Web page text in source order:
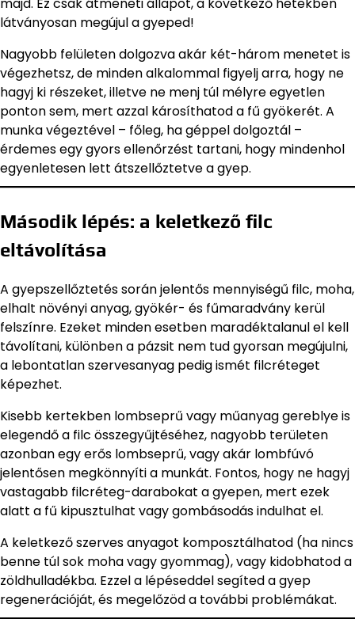
majd. Ez csak átmeneti állapot, a következő hetekben
látványosan megújul a gyeped!
Nagyobb felületen dolgozva akár két-három menetet is
végezhetsz, de minden alkalommal figyelj arra, hogy ne
hagyj ki részeket, illetve ne menj túl mélyre egyetlen
ponton sem, mert azzal károsíthatod a fű gyökerét. A
munka végeztével – főleg, ha géppel dolgoztál –
érdemes egy gyors ellenőrzést tartani, hogy mindenhol
egyenletesen lett átszellőztetve a gyep.
Második lépés: a keletkező filc
eltávolítása
A gyepszellőztetés során jelentős mennyiségű filc, moha,
elhalt növényi anyag, gyökér- és fűmaradvány kerül
felszínre. Ezeket minden esetben maradéktalanul el kell
távolítani, különben a pázsit nem tud gyorsan megújulni,
a lebontatlan szervesanyag pedig ismét filcréteget
képezhet.
Kisebb kertekben lombseprű vagy műanyag gereblye is
elegendő a filc összegyűjtéséhez, nagyobb területen
azonban egy erős lombseprű, vagy akár lombfúvó
jelentősen megkönnyíti a munkát. Fontos, hogy ne hagyj
vastagabb filcréteg-darabokat a gyepen, mert ezek
alatt a fű kipusztulhat vagy gombásodás indulhat el.
A keletkező szerves anyagot komposztálhatod (ha nincs
benne túl sok moha vagy gyommag), vagy kidobhatod a
zöldhulladékba. Ezzel a lépéseddel segíted a gyep
regenerációját, és megelőzöd a további problémákat.